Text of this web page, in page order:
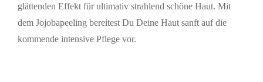
glättenden Effekt für ultimativ strahlend schöne Haut. Mit
dem Jojobapeeling bereitest Du Deine Haut sanft auf die
kommende intensive Pflege vor.